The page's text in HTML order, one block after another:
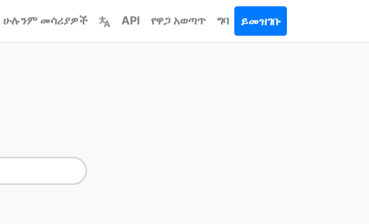
ሁሉንም መሳሪያዎች API የዋጋ አወጣጥ ግባ ይመዝገቡ